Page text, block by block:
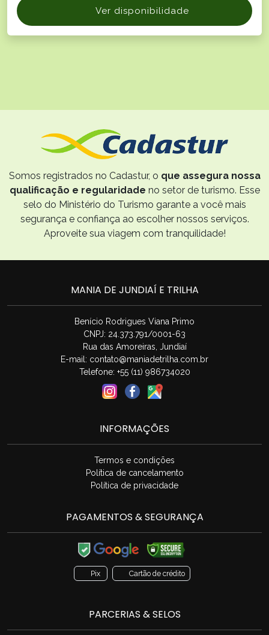
Ver disponibilidade
Somos registrados no Cadastur, o que assegura nossa
qualificação e regularidade no setor de turismo. Esse
selo do Ministério do Turismo garante a você mais
segurança e confiança ao escolher nossos serviços.
Aproveite sua viagem com tranquilidade!
MANIA DE JUNDIAÍ E TRILHA
Benício Rodrigues Viana Primo
CNPJ: 24.373.791/0001-63
Rua das Amoreiras, Jundiaí
E-mail: contato@maniadetrilha.com.br
Telefone: +55 (11) 986734020
INFORMAÇÕES
Termos e condições
Política de cancelamento
Política de privacidade
PAGAMENTOS & SEGURANÇA
Pix Cartão de crédito
PARCERIAS & SELOS